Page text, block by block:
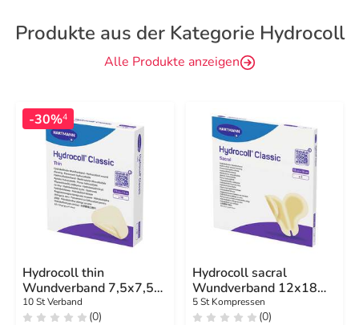
Produkte aus der Kategorie Hydrocoll
Alle Produkte anzeigen
-30%4
Hydrocoll thin
Wundverband 7,5x7,5
cm
10 St Verband
(0)
Hydrocoll sacral
Wundverband 12x18
cm
5 St Kompressen
(0)